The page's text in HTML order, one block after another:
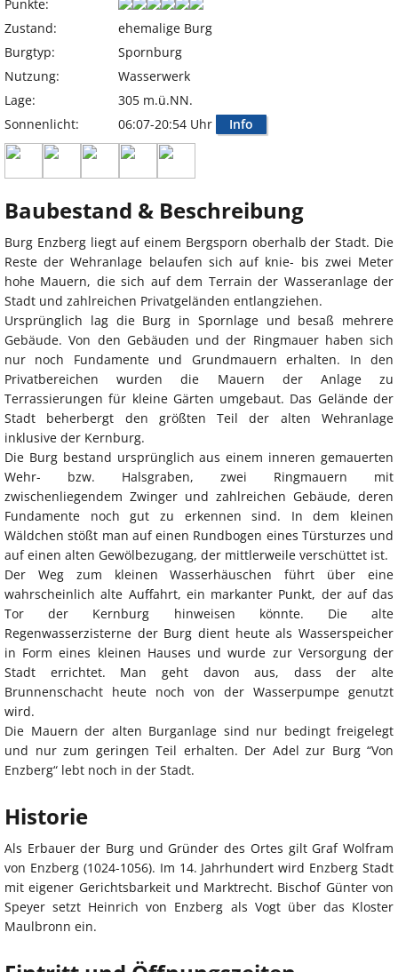
Punkte:
Zustand:
ehemalige Burg
Burgtyp:
Spornburg
Nutzung:
Wasserwerk
Lage:
305 m.ü.NN.
Sonnenlicht:
06:07-20:54 Uhr Info
Baubestand & Beschreibung
Burg Enzberg liegt auf einem Bergsporn oberhalb der Stadt. Die
Reste der Wehranlage belaufen sich auf knie- bis zwei Meter
hohe Mauern, die sich auf dem Terrain der Wasseranlage der
Stadt und zahlreichen Privatgeländen entlangziehen.
Ursprünglich lag die Burg in Spornlage und besaß mehrere
Gebäude. Von den Gebäuden und der Ringmauer haben sich
nur noch Fundamente und Grundmauern erhalten. In den
Privatbereichen wurden die Mauern der Anlage zu
Terrassierungen für kleine Gärten umgebaut. Das Gelände der
Stadt beherbergt den größten Teil der alten Wehranlage
inklusive der Kernburg.
Die Burg bestand ursprünglich aus einem inneren gemauerten
Wehr- bzw. Halsgraben, zwei Ringmauern mit
zwischenliegendem Zwinger und zahlreichen Gebäude, deren
Fundamente noch gut zu erkennen sind. In dem kleinen
Wäldchen stößt man auf einen Rundbogen eines Türsturzes und
auf einen alten Gewölbezugang, der mittlerweile verschüttet ist.
Der Weg zum kleinen Wasserhäuschen führt über eine
wahrscheinlich alte Auffahrt, ein markanter Punkt, der auf das
Tor der Kernburg hinweisen könnte. Die alte
Regenwasserzisterne der Burg dient heute als Wasserspeicher
in Form eines kleinen Hauses und wurde zur Versorgung der
Stadt errichtet. Man geht davon aus, dass der alte
Brunnenschacht heute noch von der Wasserpumpe genutzt
wird.
Die Mauern der alten Burganlage sind nur bedingt freigelegt
und nur zum geringen Teil erhalten. Der Adel zur Burg “Von
Enzberg“ lebt noch in der Stadt.
Historie
Als Erbauer der Burg und Gründer des Ortes gilt Graf Wolfram
von Enzberg (1024-1056). Im 14. Jahrhundert wird Enzberg Stadt
mit eigener Gerichtsbarkeit und Marktrecht. Bischof Günter von
Speyer setzt Heinrich von Enzberg als Vogt über das Kloster
Maulbronn ein.